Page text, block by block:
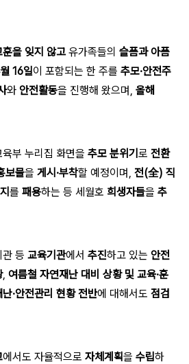
훈을 잊지 않고 유가족들의 슬픔과 아픔
16일이 포함되는 한 주를 추모·안전주
와 안전활동을 진행해 왔으며, 올해
부 누리집 화면을 추모 분위기 로 전환
보물을 게시·부착할 예정이며, 전(全) 직
를 패용하는 등 세월호 희생자들을 추
관 등 교육기관에서 추진하고 있는 안전
, 여름철 자연재난 대비 상황 및 교육·훈
난·안전관리 현황 전반에 대해서도 점검
에서도 자율적으로 자체계획을 수립하